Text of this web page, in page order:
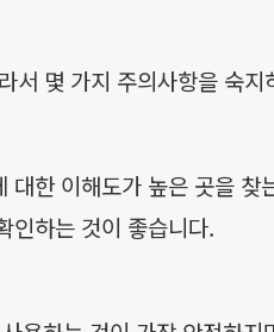
몇 가지 주의사항을 숙
한 이해도가 높은 곳을
인하는 것이 좋습니다.